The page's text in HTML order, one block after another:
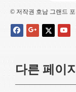
© 저작권 호남 그랜드
다른 페이지